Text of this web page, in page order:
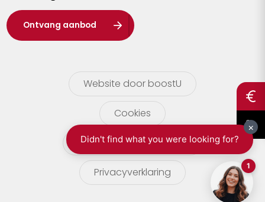
Wuustwezel
Zoersel
Ontvang aanbod
Website door boostU
Cookies
gebruikersvoorwaarden
Privacyverklaring